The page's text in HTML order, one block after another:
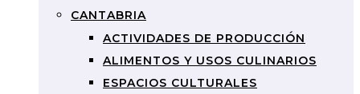
CANTABRIA
ACTIVIDADES DE PRODUCCIÓN
ALIMENTOS Y USOS CULINARIOS
ESPACIOS CULTURALES